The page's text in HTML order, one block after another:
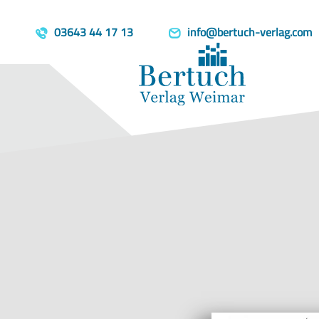
03643 44 17 13 info@bertuch-verlag.com
template=book, parent=/produkte/, include=hidden,